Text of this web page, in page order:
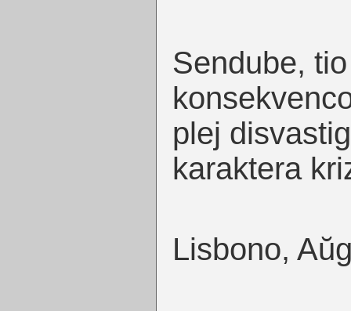
Sendube,
plej
karaktera
Lisbono,